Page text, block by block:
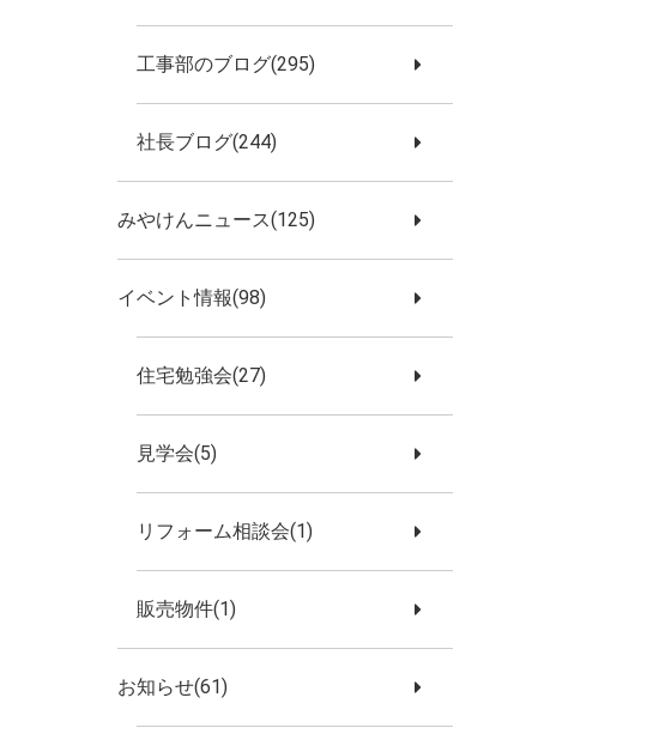
工事部のブログ(295)
社長ブログ(244)
みやけんニュース(125)
イベント情報(98)
住宅勉強会(27)
見学会(5)
リフォーム相談会(1)
販売物件(1)
お知らせ(61)